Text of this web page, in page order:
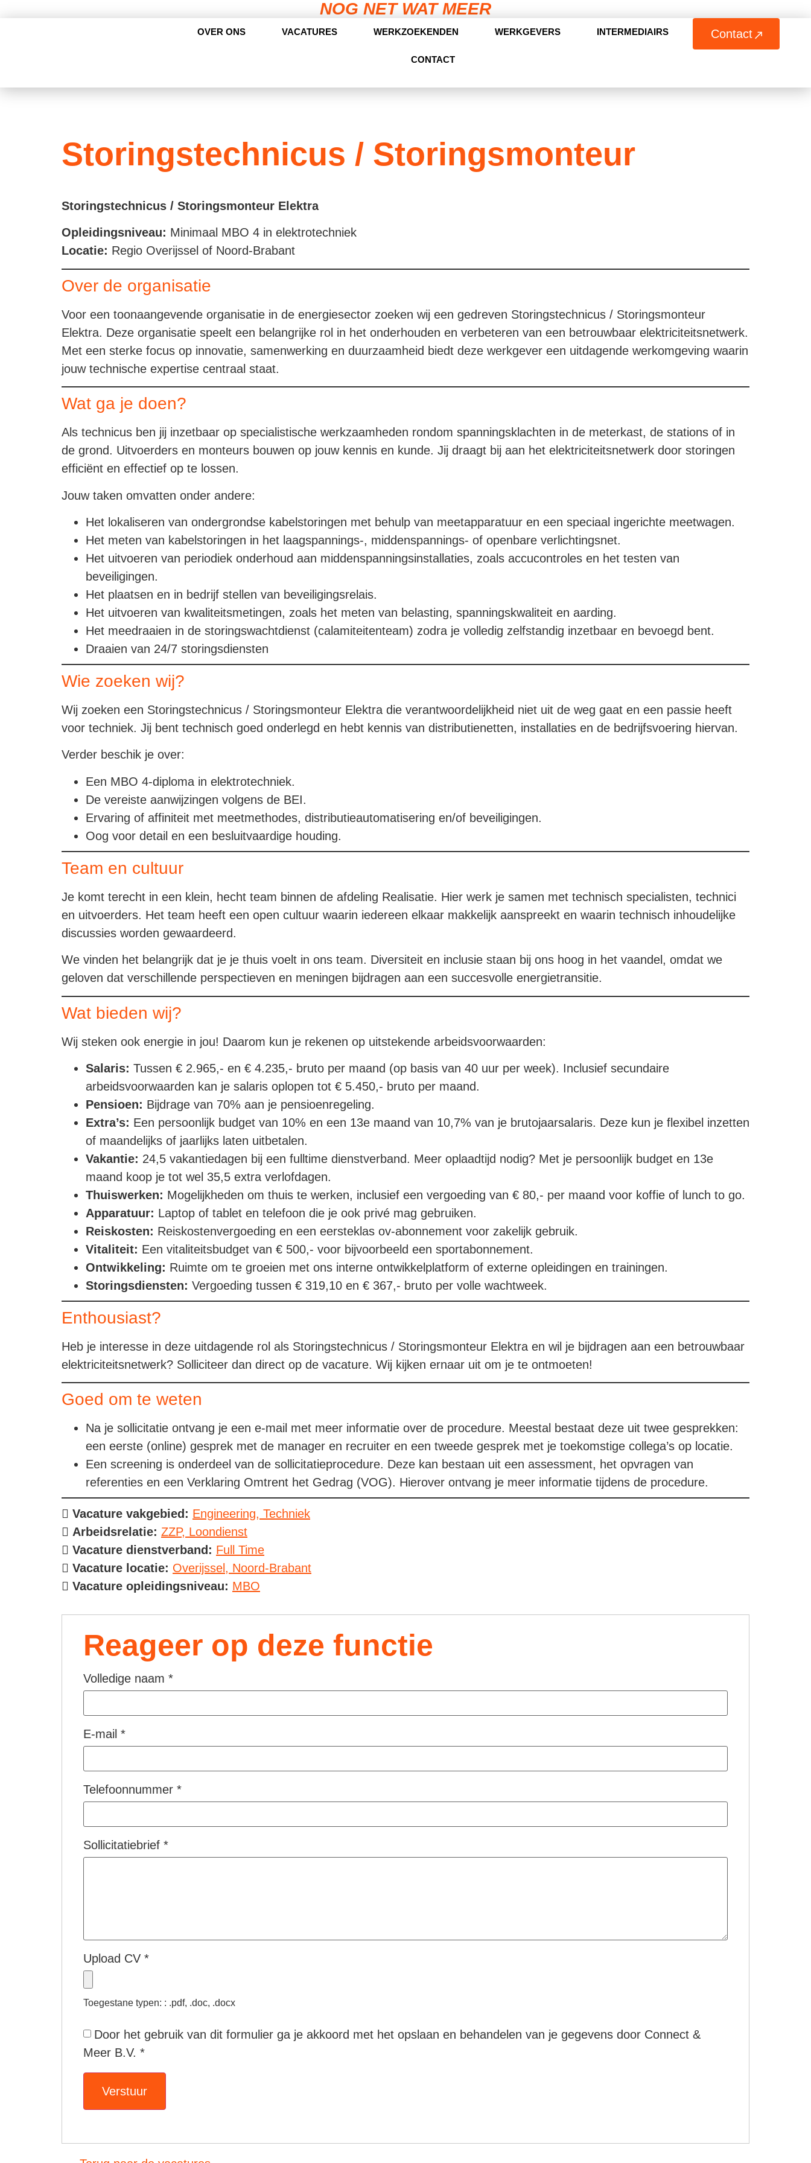
NOG NET WAT MEER
OVER ONS VACATURES WERKZOEKENDEN WERKGEVERS INTERMEDIAIRS
CONTACT
Contact
Storingstechnicus / Storingsmonteur
Storingstechnicus / Storingsmonteur Elektra
Opleidingsniveau: Minimaal MBO 4 in elektrotechniek
Locatie: Regio Overijssel of Noord-Brabant
Over de organisatie
Voor een toonaangevende organisatie in de energiesector zoeken wij een gedreven Storingstechnicus / Storingsmonteur
Elektra. Deze organisatie speelt een belangrijke rol in het onderhouden en verbeteren van een betrouwbaar elektriciteitsnetwerk.
Met een sterke focus op innovatie, samenwerking en duurzaamheid biedt deze werkgever een uitdagende werkomgeving waarin
jouw technische expertise centraal staat.
Wat ga je doen?
Als technicus ben jij inzetbaar op specialistische werkzaamheden rondom spanningsklachten in de meterkast, de stations of in
de grond. Uitvoerders en monteurs bouwen op jouw kennis en kunde. Jij draagt bij aan het elektriciteitsnetwerk door storingen
efficiënt en effectief op te lossen.
Jouw taken omvatten onder andere:
Het lokaliseren van ondergrondse kabelstoringen met behulp van meetapparatuur en een speciaal ingerichte meetwagen.
Het meten van kabelstoringen in het laagspannings-, middenspannings- of openbare verlichtingsnet.
Het uitvoeren van periodiek onderhoud aan middenspanningsinstallaties, zoals accucontroles en het testen van
beveiligingen.
Het plaatsen en in bedrijf stellen van beveiligingsrelais.
Het uitvoeren van kwaliteitsmetingen, zoals het meten van belasting, spanningskwaliteit en aarding.
Het meedraaien in de storingswachtdienst (calamiteitenteam) zodra je volledig zelfstandig inzetbaar en bevoegd bent.
Draaien van 24/7 storingsdiensten
Wie zoeken wij?
Wij zoeken een Storingstechnicus / Storingsmonteur Elektra die verantwoordelijkheid niet uit de weg gaat en een passie heeft
voor techniek. Jij bent technisch goed onderlegd en hebt kennis van distributienetten, installaties en de bedrijfsvoering hiervan.
Verder beschik je over:
Een MBO 4-diploma in elektrotechniek.
De vereiste aanwijzingen volgens de BEI.
Ervaring of affiniteit met meetmethodes, distributieautomatisering en/of beveiligingen.
Oog voor detail en een besluitvaardige houding.
Team en cultuur
Je komt terecht in een klein, hecht team binnen de afdeling Realisatie. Hier werk je samen met technisch specialisten, technici
en uitvoerders. Het team heeft een open cultuur waarin iedereen elkaar makkelijk aanspreekt en waarin technisch inhoudelijke
discussies worden gewaardeerd.
We vinden het belangrijk dat je je thuis voelt in ons team. Diversiteit en inclusie staan bij ons hoog in het vaandel, omdat we
geloven dat verschillende perspectieven en meningen bijdragen aan een succesvolle energietransitie.
Wat bieden wij?
Wij steken ook energie in jou! Daarom kun je rekenen op uitstekende arbeidsvoorwaarden:
Salaris: Tussen € 2.965,- en € 4.235,- bruto per maand (op basis van 40 uur per week). Inclusief secundaire
arbeidsvoorwaarden kan je salaris oplopen tot € 5.450,- bruto per maand.
Pensioen: Bijdrage van 70% aan je pensioenregeling.
Extra’s: Een persoonlijk budget van 10% en een 13e maand van 10,7% van je brutojaarsalaris. Deze kun je flexibel inzetten
of maandelijks of jaarlijks laten uitbetalen.
Vakantie: 24,5 vakantiedagen bij een fulltime dienstverband. Meer oplaadtijd nodig? Met je persoonlijk budget en 13e
maand koop je tot wel 35,5 extra verlofdagen.
Thuiswerken: Mogelijkheden om thuis te werken, inclusief een vergoeding van € 80,- per maand voor koffie of lunch to go.
Apparatuur: Laptop of tablet en telefoon die je ook privé mag gebruiken.
Reiskosten: Reiskostenvergoeding en een eersteklas ov-abonnement voor zakelijk gebruik.
Vitaliteit: Een vitaliteitsbudget van € 500,- voor bijvoorbeeld een sportabonnement.
Ontwikkeling: Ruimte om te groeien met ons interne ontwikkelplatform of externe opleidingen en trainingen.
Storingsdiensten: Vergoeding tussen € 319,10 en € 367,- bruto per volle wachtweek.
Enthousiast?
Heb je interesse in deze uitdagende rol als Storingstechnicus / Storingsmonteur Elektra en wil je bijdragen aan een betrouwbaar
elektriciteitsnetwerk? Solliciteer dan direct op de vacature. Wij kijken ernaar uit om je te ontmoeten!
Goed om te weten
Na je sollicitatie ontvang je een e-mail met meer informatie over de procedure. Meestal bestaat deze uit twee gesprekken:
een eerste (online) gesprek met de manager en recruiter en een tweede gesprek met je toekomstige collega’s op locatie.
Een screening is onderdeel van de sollicitatieprocedure. Deze kan bestaan uit een assessment, het opvragen van
referenties en een Verklaring Omtrent het Gedrag (VOG). Hierover ontvang je meer informatie tijdens de procedure.
Vacature vakgebied: Engineering Techniek
Arbeidsrelatie: ZZP Loondienst
Vacature dienstverband: Full Time
Vacature locatie: Overijssel
Noord-Brabant
Vacature opleidingsniveau: MBO
Reageer op deze functie
Volledige naam *
E-mail *
Telefoonnummer *
Sollicitatiebrief *
Upload CV *
Toegestane typen: : .pdf, .doc, .docx
Door het gebruik van dit formulier ga je akkoord met het opslaan en behandelen van je gegevens door Connect &
Meer B.V. *